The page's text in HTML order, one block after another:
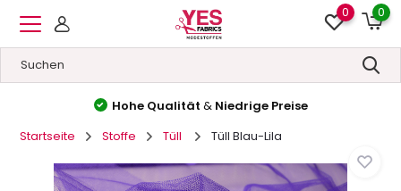
0 0
Hohe Qualität & Niedrige Preise
Startseite
Stoffe Tüll Tüll Blau-Lila